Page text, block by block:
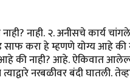
नाही. २. अनीसचे कार्य
करा हे म्हणणे योग्य आहे की
की नाही? आहे. ऐकिवात
नरबळीवर बंदी घातली.